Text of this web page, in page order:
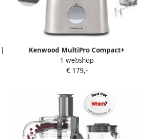
Kenwood MultiPro Compact+
FDM315SS foodprocessor 800 W grijs
1 webshop
€ 179,-